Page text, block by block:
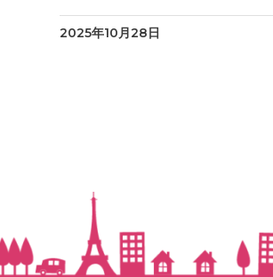
2025年10月28日